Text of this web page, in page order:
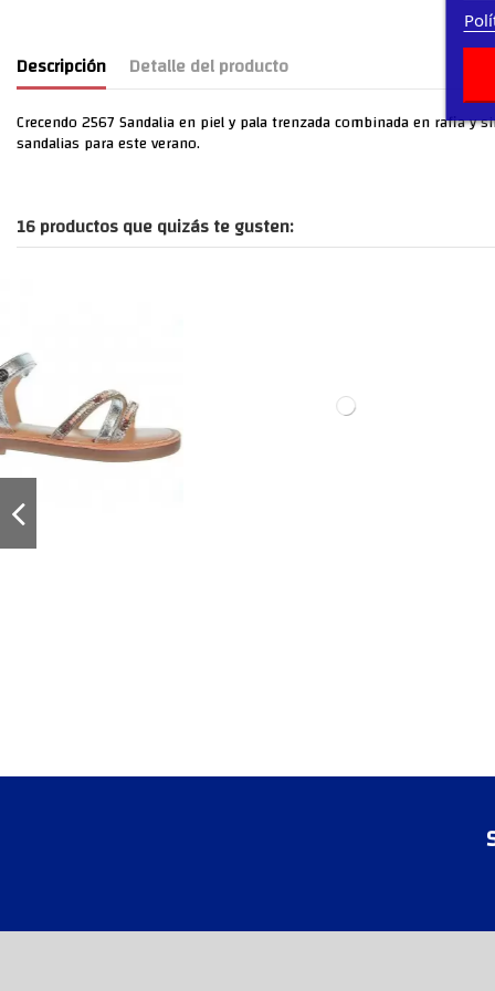
Descripción Detalle del producto
Crecendo 2567 Sandalia en piel y pala trenzada combinada en rafia
sandalias para este verano.
16 productos que quizás te gusten: